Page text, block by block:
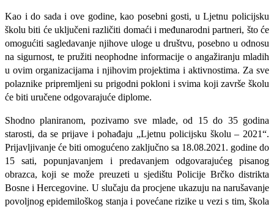
Kao i do sada i ove godine, kao posebni gosti, u Ljetnu policijsku
školu biti će uključeni različiti domaći i međunarodni partneri, što će
omogućiti sagledavanje njihove uloge u društvu, posebno u odnosu
na sigurnost, te pružiti neophodne informacije o angažiranju mladih
u ovim organizacijama i njihovim projektima i aktivnostima. Za sve
polaznike pripremljeni su prigodni pokloni i svima koji završe školu
će biti uručene odgovarajuće diplome.
Shodno planiranom, pozivamo sve mlade, od 1 5do 35 godina
starosti, da se prijave i pohađaju „Ljetnu policijsku školu – 2021“.
Prijavljivanje će biti omogućeno zaključno sa 18.08.2021 . godine do
15 sati, popunjavanjem i predavanjem odgovarajućeg pisanog
obrazca, koji se može preuzeti u sjedištu Policije Brčko distrikta
Bosne i Hercegovine. U slučaju da procjene ukazuju na narušavanje
povoljnog epidemiloškog stanja i povećane rizike u vezi s tim, škola